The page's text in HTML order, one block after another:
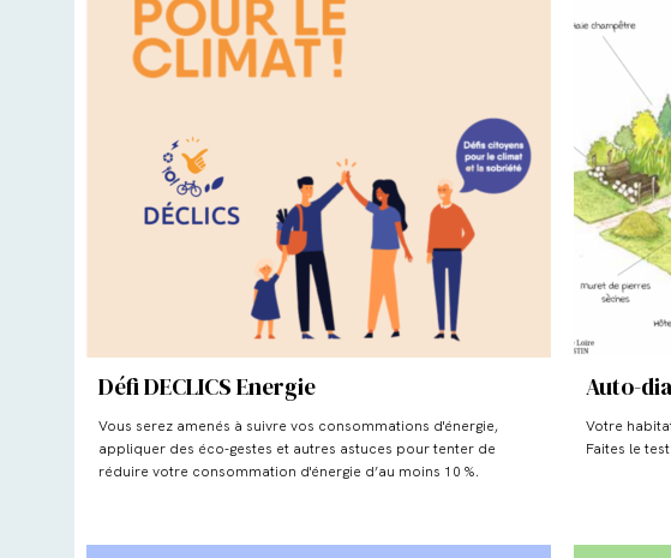
Défi DECLICS Energie
Vous serez amenés à suivre vos consommations d'énergie,
appliquer des éco-gestes et autres astuces pour tenter de
réduire votre consommation d'énergie d’au moins 10 %.
Auto-
Votre
Faites le test